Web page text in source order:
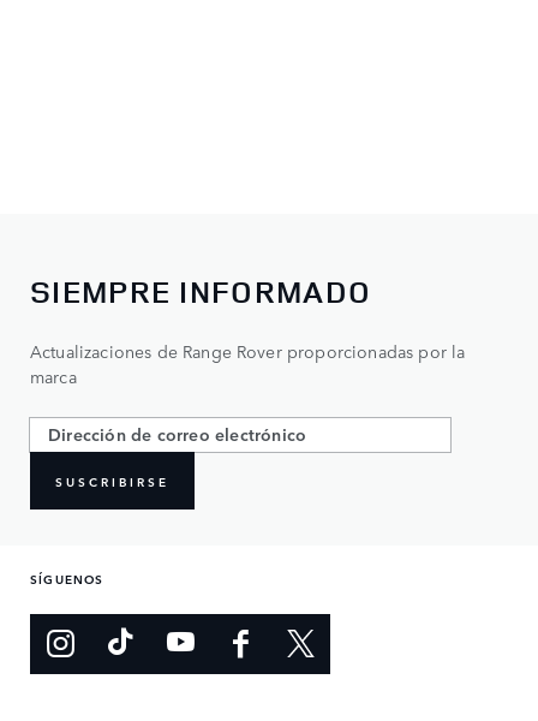
SIEMPRE INFORMADO
Actualizaciones de Range Rover proporcionadas por la
marca
SUSCRIBIRSE
SÍGUENOS